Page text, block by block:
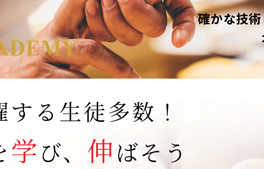
トップカリキュラ
確かな技
る生徒多数！
学び、 伸ばそう